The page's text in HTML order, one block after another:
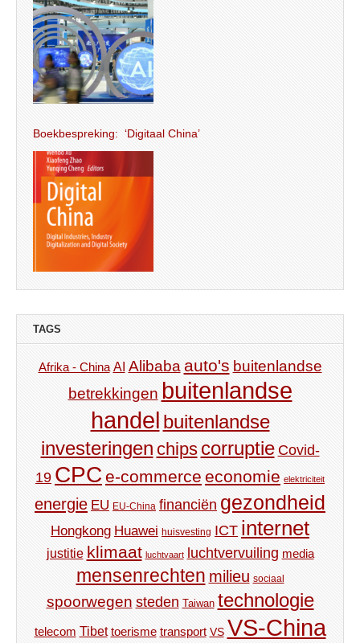
Boekbespreking: ‘Digitaal China’
TAGS
Afrika - China AI Alibaba auto's buitenlandse
betrekkingen buitenlandse
handel buitenlandse
investeringen chips corruptie Covid-
19 CPC e-commerce economie elektriciteit
energie EU EU-China financiën gezondheid
Hongkong Huawei huisvesting ICT internet
justitie klimaat luchtvaart luchtvervuiling media
mensenrechten milieu sociaal
spoorwegen steden Taiwan technologie
telecom Tibet toerisme transport VS VS-China